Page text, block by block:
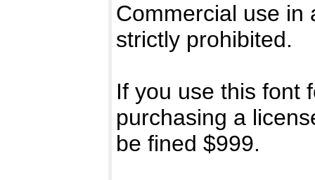
Commercial use in
strictly prohibited.
If you use this font
purchasing a
be fined $999.